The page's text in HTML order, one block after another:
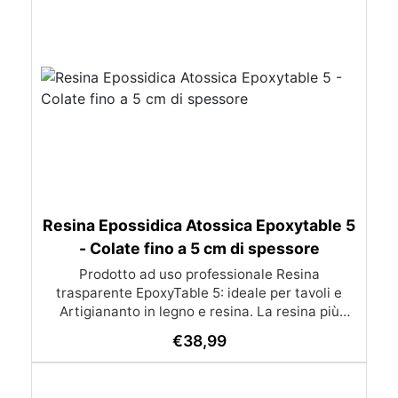
Resina Epossidica Atossica Epoxytable 5
- Colate fino a 5 cm di spessore
Prodotto ad uso professionale Resina
trasparente EpoxyTable 5: ideale per tavoli e
Artigiananto in legno e resina. La resina più
perfetta per colate di alto spessore fino a 5 cm.
Applicazioni Principali: Realizzazione di tavoli in
€38,99